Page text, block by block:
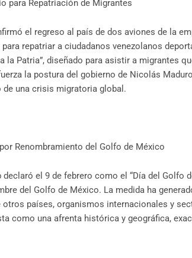
para Repatriación de Migrantes
el regreso al país de dos aviones de la
repatriar a ciudadanos venezolanos
la Patria”, diseñado para asistir a migrantes
la postura del gobierno de Nicolás
una crisis migratoria global.
Renombramiento del Golfo de México
el 9 de febrero como el “Día del Golfo
del Golfo de México. La medida ha
países, organismos internacionales y
como una afrenta histórica y geográfica,